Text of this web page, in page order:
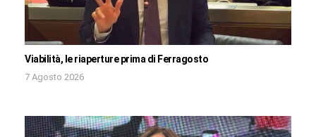
Viabilità, le riaperture prima di Ferragosto
7 Agosto 2026